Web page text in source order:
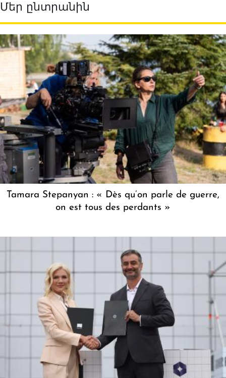
Մեր ընտրանին
Tamara Stepanyan : « Dès qu’on parle de guerre,
on est tous des perdants »